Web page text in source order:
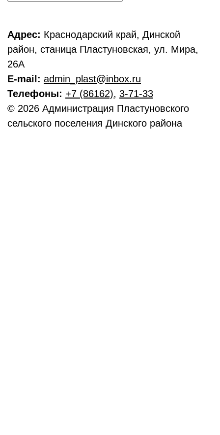
Адрес: Краснодарский край, Динской
район, станица Пластуновская, ул. Мира,
26А
E-mail: admin_plast@inbox.ru
Телефоны: +7 (86162), 3-71-33
© 2026 Администрация Пластуновского
сельского поселения Динского района